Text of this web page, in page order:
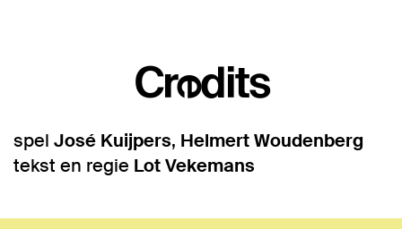
Credits
spel José Kuijpers, Helmert Woudenberg
tekst en regie Lot Vekemans